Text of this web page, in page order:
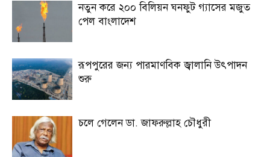
নতুন করে ২০০ বিলিয়ন ঘনফুট গ্যাসের মজুত
পেল বাংলাদেশ
রূপপুরের জন্য পারমাণবিক জ্বালানি উৎপাদন
শুরু
চলে গেলেন ডা. জাফরুল্লাহ চৌধুরী